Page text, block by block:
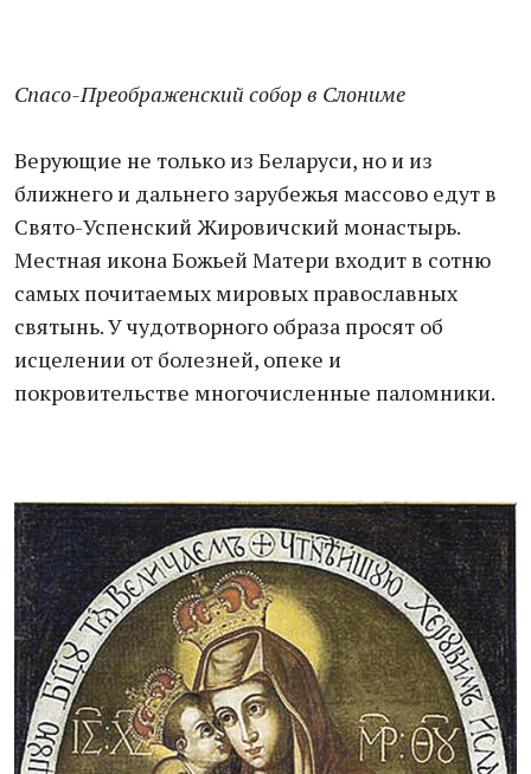
Спасо-Преображенский собор в Слониме
Верующие не только из Беларуси, но и из
ближнего и дальнего зарубежья массово едут в
Свято-Успенский Жировичский монастырь.
Местная икона Божьей Матери входит в сотню
самых почитаемых мировых православных
святынь. У чудотворного образа просят об
исцелении от болезней, опеке и
покровительстве многочисленные паломники.